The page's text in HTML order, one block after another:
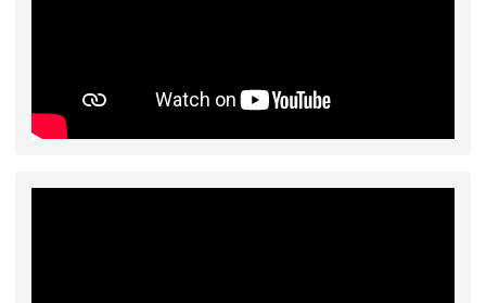
2026-07-17
公告
公告-115年桃園市運動會國小
游泳比賽楊梅區代表選手 集訓及比賽通知